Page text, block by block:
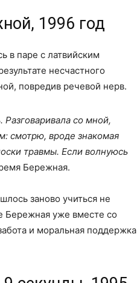
1996 год
в паре с латвийским
несчастного
повредив речевой нерв.
со мной,
смотрю, вроде знакомая
травмы. Если волнуюсь
Бережная.
заново учиться не
Бережная уже вместе со
и моральная поддержка